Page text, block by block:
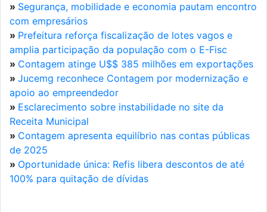
» Segurança, mobilidade e economia pautam encontro
com empresários
» Prefeitura reforça fiscalização de lotes vagos e
amplia participação da população com o E-Fisc
» Contagem atinge U$$ 385 milhões em exportações
» Jucemg reconhece Contagem por modernização e
apoio ao empreendedor
» Esclarecimento sobre instabilidade no site da
Receita Municipal
» Contagem apresenta equilíbrio nas contas públicas
de 2025
» Oportunidade única: Refis libera descontos de até
100% para quitação de dívidas